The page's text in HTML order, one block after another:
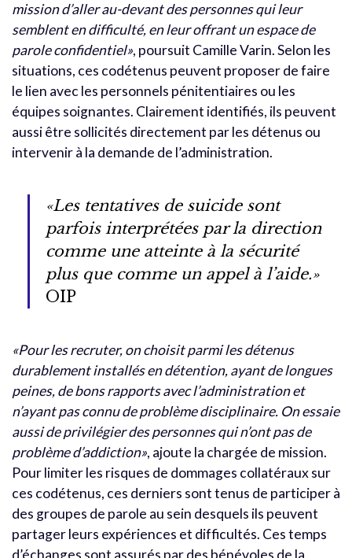
mission d’aller au-devant des personnes qui leur
semblent en difficulté, en leur offrant un espace de
parole confidentiel», poursuit Camille Varin. Selon les
situations, ces codétenus peuvent proposer de faire
le lien avec les personnels pénitentiaires ou les
équipes soignantes. Clairement identifiés, ils peuvent
aussi être sollicités directement par les détenus ou
intervenir à la demande de l’administration.
«Les tentatives de suicide sont
parfois interprétées par la direction
comme une atteinte à la sécurité
plus que comme un appel à l’aide.»
OIP
«Pour les recruter, on choisit parmi les détenus
durablement installés en détention, ayant de longues
peines, de bons rapports avec l’administration et
n’ayant pas connu de problème disciplinaire. On essaie
aussi de privilégier des personnes qui n’ont pas de
problème d’addiction», ajoute la chargée de mission.
Pour limiter les risques de dommages collatéraux sur
ces codétenus, ces derniers sont tenus de participer à
des groupes de parole au sein desquels ils peuvent
partager leurs expériences et difficultés. Ces temps
d’échanges sont assurés par des bénévoles de la